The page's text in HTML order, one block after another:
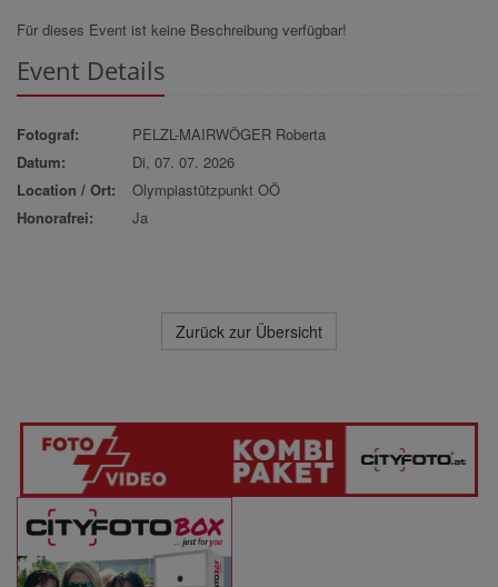
Für dieses Event ist keine Beschreibung verfügbar!
Event Details
Fotograf:
PELZL-MAIRWÖGER Roberta
Datum:
Di, 07. 07. 2026
Location / Ort:
Olympiastützpunkt OÖ
Honorafrei:
Ja
Zurück zur Übersicht